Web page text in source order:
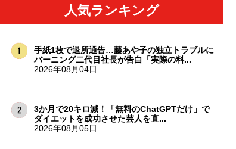
人気ランキング
手紙1枚で退所通告…藤あや子の独立トラブルに
バーニング二代目社長が告白「実際の料...
2026年08月04日
3か月で20キロ減！「無料のChatGPTだけ」で
ダイエットを成功させた芸人を直...
2026年08月05日